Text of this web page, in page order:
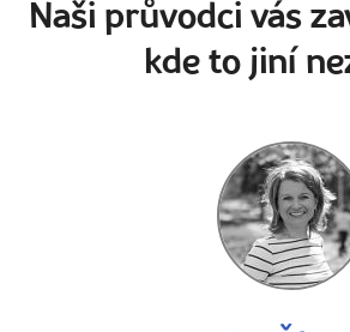
Naši průvodci vás
kde to jiní